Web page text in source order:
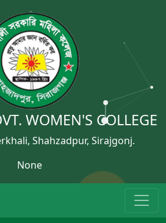
WOMEN'S COLLEGE
Shahzadpur, Sirajgonj.
None